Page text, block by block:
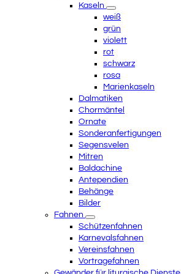
Kaseln
weiß
grün
violett
rot
schwarz
rosa
Marienkaseln
Dalmatiken
Chormäntel
Ornate
Sonderanfertigungen
Segensvelen
Mitren
Baldachine
Antependien
Behänge
Bilder
Fahnen
Schützenfahnen
Karnevalsfahnen
Vereinsfahnen
Vortragefahnen